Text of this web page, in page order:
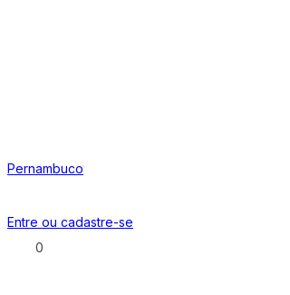
Pernambuco
Entre ou cadastre-se
0